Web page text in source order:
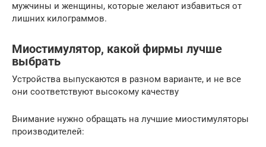
мужчины и женщины, которые желают избавиться от
лишних килограммов.
Миостимулятор, какой фирмы лучше
выбрать
Устройства выпускаются в разном варианте, и не все
они соответствуют высокому качеству
Внимание нужно обращать на лучшие миостимуляторы
производителей: